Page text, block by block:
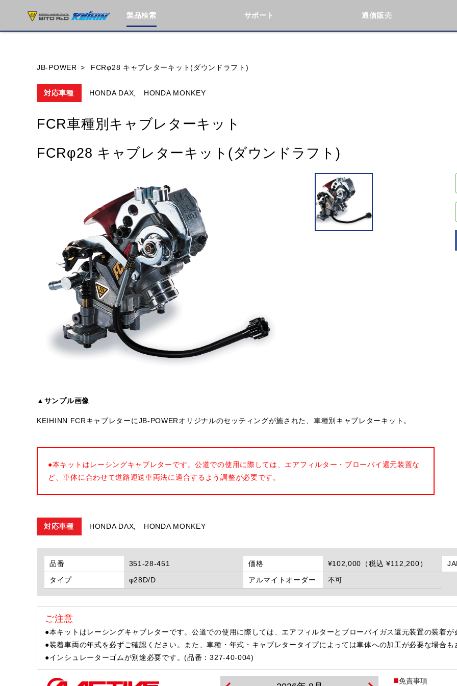
製品検索 サポート 通信販売
閉じる
JB-POWER FCRφ28 キャブレターキット(ダウンドラフト)
対応車種 HONDA DAX, HONDA MONKEY
FCR車種別キャブレターキット
FCRφ28 キャブレターキット(ダウンドラフト)
▲サンプル画像
KEIHINN FCRキャブレターにJB-POWERオリジナルのセッティングが施された、車種別キャブレターキット。
●本キットはレーシングキャブレターです。公道での使用に際しては、エアフィルター・ブローバイ還元装置な
ど、車体に合わせて道路運送車両法に適合するよう調整が必要です。
対応車種 HONDA DAX, HONDA MONKEY
品番 351-28-451 価格 ¥102,000（税込 ¥112,200）
タイプ
φ28D/D アルマイトオーダー 不可
ご注意
●本キットはレーシングキャブレターです。公道での使用に際しては、エアフィルターとブローバイガス還元装置の装着が
●装着車両の年式を必ずご確認ください。また、車種・年式・キャブレタータイプによっては車体への加工が必要な場合
●インシュレーターゴムが別途必要です。(品番：327-40-004)
免責事項